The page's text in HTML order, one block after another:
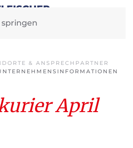
& ANSPRECHPARTNER
April